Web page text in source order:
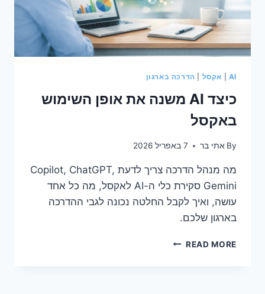
AI אקסל הדרכה בארגון
כיצד AI משנה את אופן השימוש
באקסל
By אתי בר 7 באפריל 2026
מה מנהל הדרכה צריך לדעת Copilot, ChatGPT,
Gemini סקירת כלי ה-AI לאקסל, מה כל אחד
עושה, ואיך לקבל החלטה נכונה לגבי ההדרכה
בארגון שלכם.
READ MOREכיצד